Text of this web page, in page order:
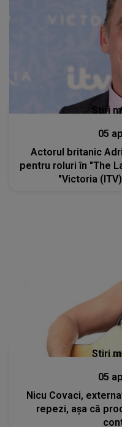
Stiri
05
Actorul britanic
pentru roluri în "The
"Victoria
Stiri
05
Nicu Covaci,
repezi, aşa că